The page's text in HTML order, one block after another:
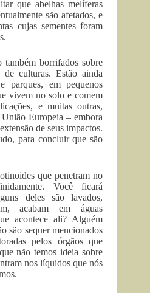
que abelhas melíferas
são afetados, e
cujas sementes foram
também borrifados sobre
culturas. Estão ainda
parques, em pequenos
vivem no solo e comem
e muitas outras,
Europeia – embora
de seus impactos.
para concluir que são
que penetram no
Você ficará
deles são lavados,
acabam em águas
acontece ali? Alguém
são sequer mencionados
pelos órgãos que
não temos ideia sobre
nos líquidos que nós